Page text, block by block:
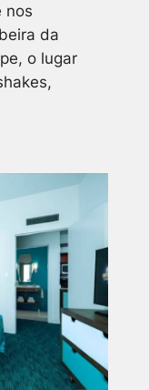
nos
da
o lugar